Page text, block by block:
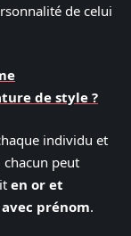
de celui
de style ?
individu et
chacun peut
en or et
prénom.